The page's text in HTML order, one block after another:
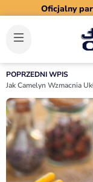
Oficjalny
POPRZEDNI WPIS